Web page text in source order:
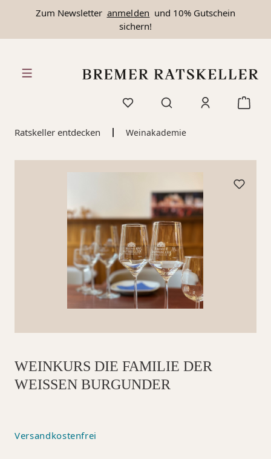
springen
Zum Newsletter anmelden und 10% Gutschein
sichern!
Ratskeller entdecken Weinakademie
WEINKURS DIE FAMILIE DER
WEISSEN BURGUNDER
Versandkostenfrei